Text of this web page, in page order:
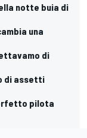
notte buia di
una
di
di assetti
pilota